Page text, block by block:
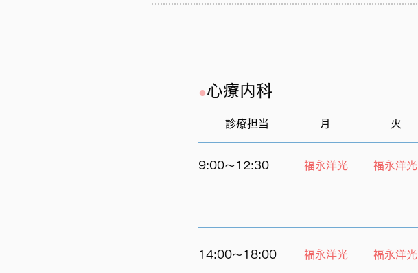
​●心療内科
診療担当 月 火
9:00～12:30 福永洋光 福永洋光
14:00～18:00 福永洋光 福永洋光